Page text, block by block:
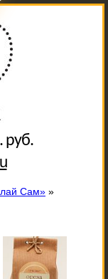
руб.
Сам» »